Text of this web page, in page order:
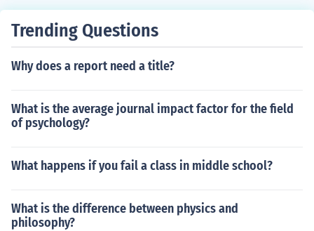
Trending Questions
Why does a report need a title?
What is the average journal impact factor for the field
of psychology?
What happens if you fail a class in middle school?
What is the difference between physics and
philosophy?